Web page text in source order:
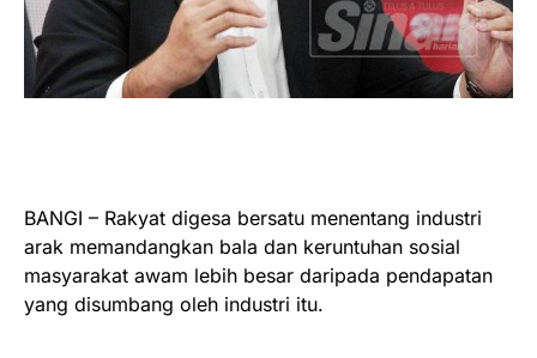
BANGI – Rakyat digesa bersatu menentang industri
arak memandangkan bala dan keruntuhan sosial
masyarakat awam lebih besar daripada pendapatan
yang disumbang oleh industri itu.